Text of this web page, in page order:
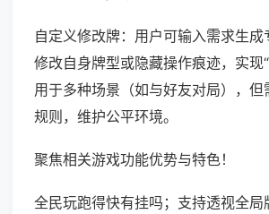
自定义修改牌：用户可输入需求生成
修改自身牌型或隐藏操作痕迹，实现
用于多种场景（如与好友对局），
规则，维护公平环境。
聚焦相关游戏功能优势与特色！
全民玩跑得快有挂吗；支持透视全局